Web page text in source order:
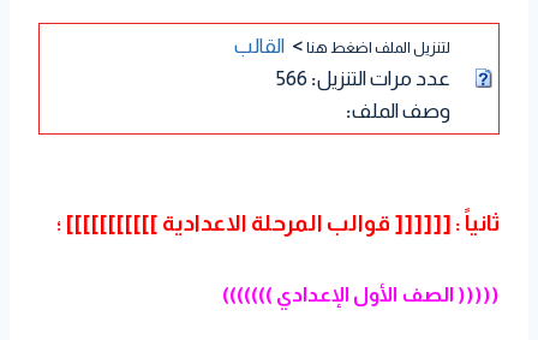
لتنزيل الملف اضغط هنا > القالب
عدد مرات التنزيل:
وصف الملف:
ثانياً : [[[[[[ قوالب المرحلة الاعدادية ]]]]]]]]]]] ؛
((((( الصف الأول الإعدادي )))))))